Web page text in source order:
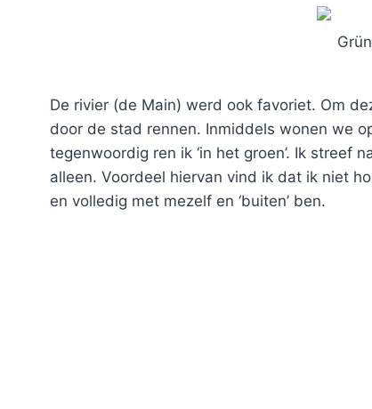
De rivier (de Main) werd ook favoriet. Om
door de stad rennen. Inmiddels wonen we
tegenwoordig ren ik ‘in het groen’. Ik streef
alleen. Voordeel hiervan vind ik dat ik niet
en volledig met mezelf en ‘buiten’ ben.